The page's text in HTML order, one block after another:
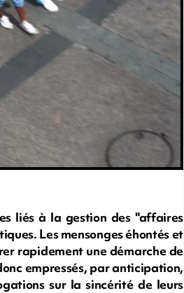
liés à la gestion des "affaires
Les mensonges éhontés et
rapidement une démarche de
empressés, par anticipation,
sur la sincérité de leurs